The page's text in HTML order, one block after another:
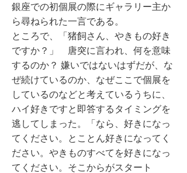
銀座での初個展の際にギャラリー主か
ら尋ねられた一言である。
ところで、「猪飼さん、やきもの好き
ですか？」 唐突に言われ、何を意味
するのか？ 嫌いではないはずだが、な
ぜ続けているのか、なぜここで個展を
しているのなどと考えているうちに、
ハイ好きですと即答するタイミングを
逃してしまった。「なら、好きになっ
てください。とことん好きになってく
ださい。やきものすべてを好きになっ
てください。そこからがスタート